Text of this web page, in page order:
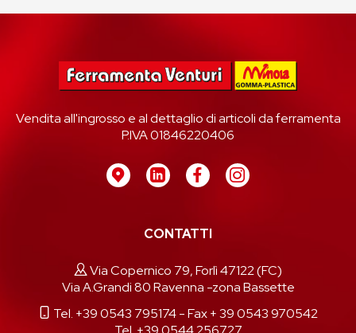
Vendita all'ingrosso e al dettaglio di articoli da ferramenta
P.IVA 01846220406
CONTATTI
Via Copernico 79, Forlì 47122 (FC)
Via A.Grandi 80 Ravenna -zona Bassette
Tel. +39 0543 795174- Fax + 39 0543 970542